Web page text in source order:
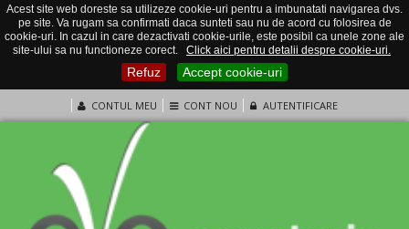
Acest site web doreste sa utilizeze cookie-uri pentru a imbunatati navigarea dvs.
pe site. Va rugam sa confirmati daca sunteti sau nu de acord cu folosirea de
cookie-uri. In cazul in care dezactivati cookie-urile, este posibil ca unele zone ale
site-ului sa nu functioneze corect.
Click aici pentru detalii despre cookie-uri.
Refuz Accept cookie-uri
CONTUL MEU CONT NOU AUTENTIFICARE